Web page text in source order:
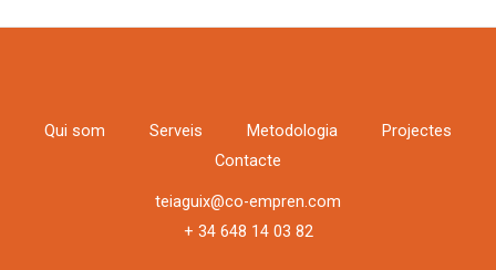
Qui som Serveis Metodologia
Projectes
Contacte
teiaguix@co-empren.com
+ 34 648 14 03 82